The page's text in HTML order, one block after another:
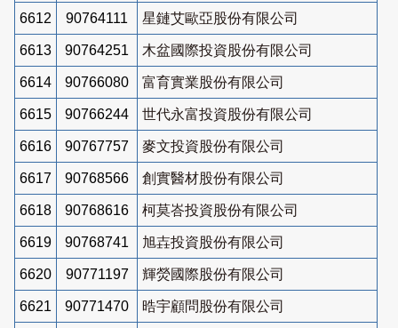
6612 90764111 星鏈艾歐亞股份有限公司
6613 90764251 木盆國際投資股份有限公司
6614 90766080 富育實業股份有限公司
6615 90766244 世代永富投資股份有限公司
6616 90767757 麥文投資股份有限公司
6617 90768566 創實醫材股份有限公司
6618 90768616 柯莫峇投資股份有限公司
6619 90768741 旭壵投資股份有限公司
6620 90771197 輝熒國際股份有限公司
6621 90771470 晧宇顧問股份有限公司